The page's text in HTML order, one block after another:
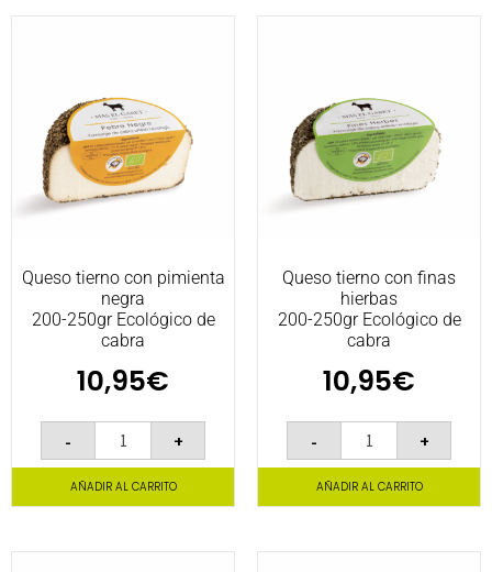
Queso tierno con pimienta
negra
200-250gr Ecológico de
cabra
10,95€
- +
AÑADIR AL CARRITO
Queso tierno con finas
hierbas
200-250gr Ecológico de
cabra
10,95€
- +
AÑADIR AL CARRITO